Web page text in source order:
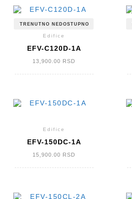
TRENUTNO NEDOSTUPNO
Edifice
EFV-C120D-1A
13,900.00 RSD
Edifice
EFV-150DC-1A
15,900.00 RSD